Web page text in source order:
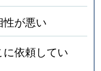
が悪い
依頼してい